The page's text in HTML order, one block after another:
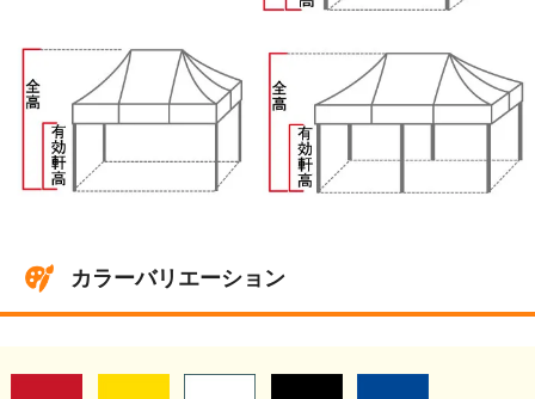
カラーバリエーション